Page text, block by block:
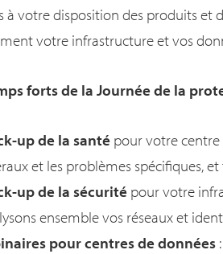
à votre disposition des produits et
votre infrastructure et vos
forts de la Journée de la
up de la santé pour votre centre
et les problèmes spécifiques,
up de la sécurité pour votre
ensemble vos réseaux et
pour centres de données